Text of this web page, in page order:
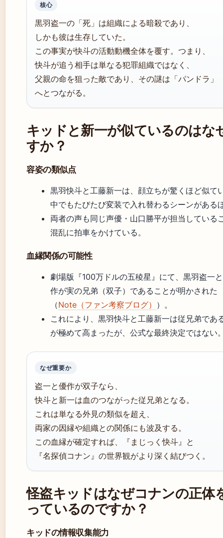
核心
黒羽盗一の「死」は組織による暗殺であり、
しかも彼は生存していた。
この事実が快斗の活動動機全体を覆す。つまり、
快斗が追う相手は単なる犯罪組織ではなく、
父親の命を狙った敵であり、その謎は「パンドラ」
へとつながる。
キッドと新一が似ているのはな
すか？
容姿の類似点
黒羽快斗と工藤新一は、顔立ちが驚くほど似て
中でもたびたび変装で入れ替わるシーンがある
両者の声も同じ声優・山口勝平が担当している
混乱に拍車をかけている。
血縁関係の可能性
劇場版『100万ドルの五稜星』にて、黒羽盗一
作が実の兄弟（双子）であることが明かされた
（Note（ファン考察ブログ） ）。
これにより、黒羽快斗と工藤新一は従兄弟であ
が極めて高まったが、公式な最終決定ではない
なぜ重要か
盗一と優作が双子なら、
快斗と新一は血のつながった従兄弟となる。
これは単なる外見の類似を超え、
両家の因縁や組織との関係にも波及する。
この血縁が確定すれば、『まじっく快斗』と
『名探偵コナン』の世界観がより深く結びつく。
怪盗キッドはなぜコナンの正体
っているのですか？
キッドの情報収集能力